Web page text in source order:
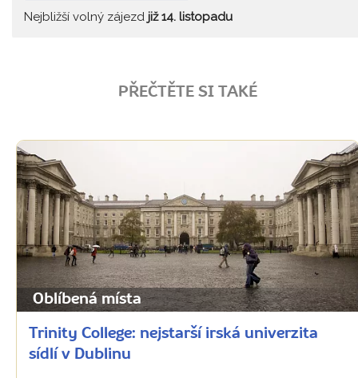
Nejbližší volný zájezd již 14. listopadu
PŘEČTĚTE SI TAKÉ
Oblíbená místa
Trinity College: nejstarší irská univerzita
sídlí v Dublinu